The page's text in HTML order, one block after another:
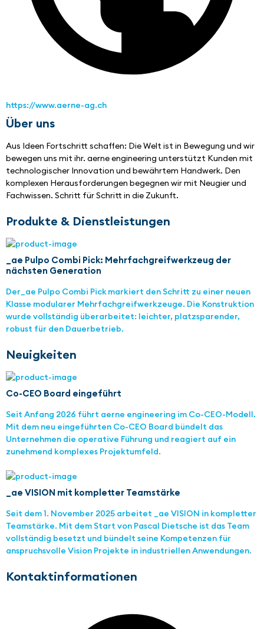
https://www.aerne-ag.ch
Über uns
Aus Ideen Fortschritt schaffen: Die Welt ist in Bewegung und wir
bewegen uns mit ihr. aerne engineering unterstützt Kunden mit
technologischer Innovation und bewährtem Handwerk. Den
komplexen Herausforderungen begegnen wir mit Neugier und
Fachwissen. Schritt für Schritt in die Zukunft.
Produkte & Dienstleistungen
_ae Pulpo Combi Pick: Mehrfachgreifwerkzeug der
nächsten Generation
Der_ae Pulpo Combi Pick markiert den Schritt zu einer neuen
Klasse modularer Mehrfachgreifwerkzeuge. Die Konstruktion
wurde vollständig überarbeitet: leichter, platzsparender,
robust für den Dauerbetrieb.
Neuigkeiten
Co-CEO Board eingeführt
Seit Anfang 2026 führt aerne engineering im Co-CEO-Modell.
Mit dem neu eingeführten Co-CEO Board bündelt das
Unternehmen die operative Führung und reagiert auf ein
zunehmend komplexes Projektumfeld.
_ae VISION mit kompletter Teamstärke
Seit dem 1. November 2025 arbeitet _ae VISION in kompletter
Teamstärke. Mit dem Start von Pascal Dietsche ist das Team
vollständig besetzt und bündelt seine Kompetenzen für
anspruchsvolle Vision Projekte in industriellen Anwendungen.
Kontaktinformationen